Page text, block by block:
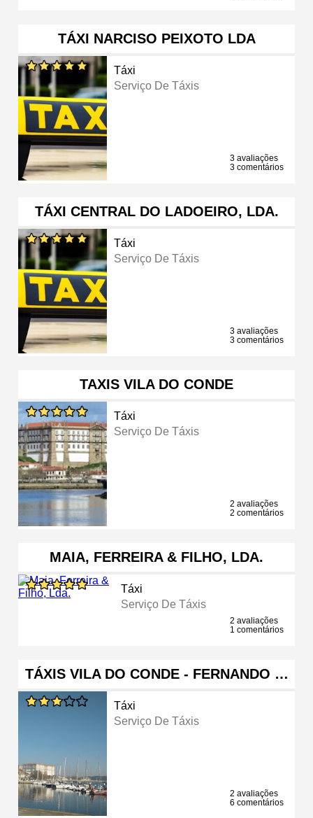
TÁXI NARCISO PEIXOTO LDA
Táxi
Serviço De Táxis
3 avaliações
3 comentários
TÁXI CENTRAL DO LADOEIRO, LDA.
Táxi
Serviço De Táxis
3 avaliações
3 comentários
TAXIS VILA DO CONDE
Táxi
Serviço De Táxis
2 avaliações
2 comentários
MAIA, FERREIRA & FILHO, LDA.
Táxi
Serviço De Táxis
2 avaliações
1 comentários
TÁXIS VILA DO CONDE - FERNANDO …
Táxi
Serviço De Táxis
2 avaliações
6 comentários